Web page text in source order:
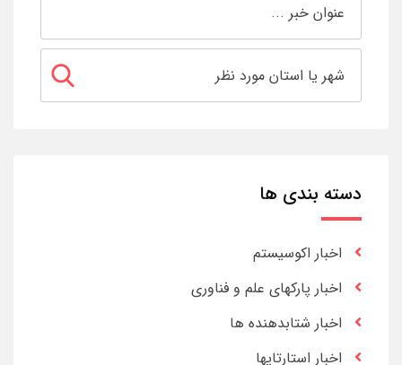
دسته بندی ها
اخبار اکوسیستم
اخبار پارکهای علم و فناوری
اخبار شتابدهنده ها
اخبار استارتاپها